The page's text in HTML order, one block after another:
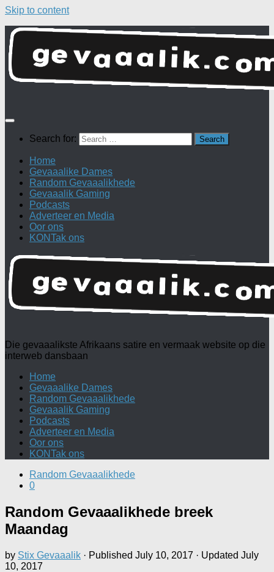
Skip to content
Search for:
Home
Gevaaalike Dames
Random Gevaaalikhede
Gevaaalik Gaming
Podcasts
Adverteer en Media
Oor ons
KONTak ons
Die gevaaalikste Afrikaans satire en vermaak website op die
interweb dansbaan
Home
Gevaaalike Dames
Random Gevaaalikhede
Gevaaalik Gaming
Podcasts
Adverteer en Media
Oor ons
KONTak ons
Random Gevaaalikhede
0
Random Gevaaalikhede breek
Maandag
by Stix Gevaaalik · Published July 10, 2017 · Updated July
10, 2017